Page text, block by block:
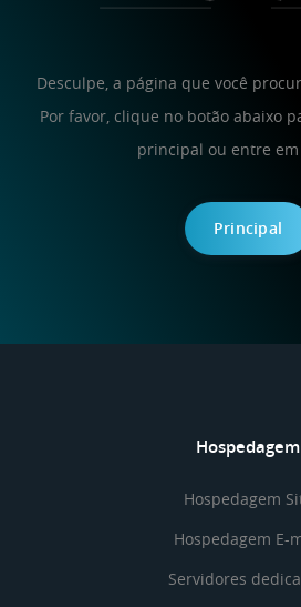
Desculpe, a página que você
Por favor, clique no botão abaixo
principal ou entre em
Principal
Hospedagem
Hospedagem
Hospedagem E-
Servidores